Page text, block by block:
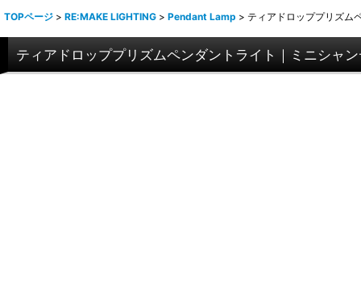
TOPページ > RE:MAKE LIGHTING > Pendant Lamp > ティアドロッププリズム
ティアドロッププリズムペンダントライト｜ミニシャ